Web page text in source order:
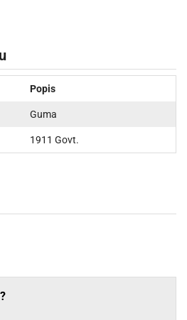
Popis
Guma
1911 Govt.